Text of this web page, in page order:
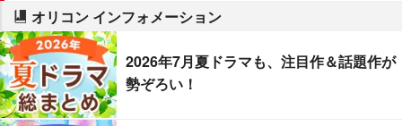
オリコン インフォメーション
2026年7月夏ドラマも、注目作＆話題作が
勢ぞろい！